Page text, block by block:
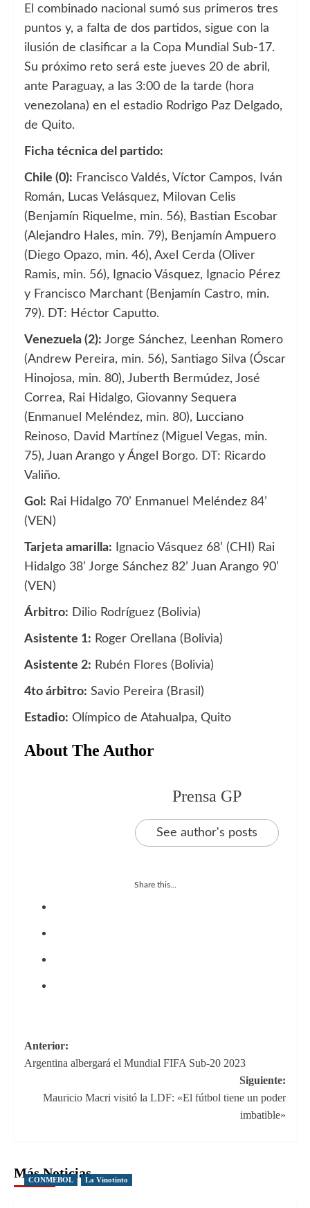
El combinado nacional sumó sus primeros tres
puntos y, a falta de dos partidos, sigue con la
ilusión de clasificar a la Copa Mundial Sub-17.
Su próximo reto será este jueves 20 de abril,
ante Paraguay, a las 3:00 de la tarde (hora
venezolana) en el estadio Rodrigo Paz Delgado,
de Quito.
Ficha técnica del partido:
Chile (0): Francisco Valdés, Víctor Campos, Iván
Román, Lucas Velásquez, Milovan Celis
(Benjamín Riquelme, min. 56), Bastian Escobar
(Alejandro Hales, min. 79), Benjamín Ampuero
(Diego Opazo, min. 46), Axel Cerda (Oliver
Ramis, min. 56), Ignacio Vásquez, Ignacio Pérez
y Francisco Marchant (Benjamín Castro, min.
79). DT: Héctor Caputto.
Venezuela (2): Jorge Sánchez, Leenhan Romero
(Andrew Pereira, min. 56), Santiago Silva (Óscar
Hinojosa, min. 80), Juberth Bermúdez, José
Correa, Rai Hidalgo, Giovanny Sequera
(Enmanuel Meléndez, min. 80), Lucciano
Reinoso, David Martínez (Miguel Vegas, min.
75), Juan Arango y Ángel Borgo. DT: Ricardo
Valiño.
Gol: Rai Hidalgo 70’ Enmanuel Meléndez 84’
(VEN)
Tarjeta amarilla: Ignacio Vásquez 68’ (CHI) Rai
Hidalgo 38’ Jorge Sánchez 82’ Juan Arango 90’
(VEN)
Árbitro: Dilio Rodríguez (Bolivia)
Asistente 1: Roger Orellana (Bolivia)
Asistente 2: Rubén Flores (Bolivia)
4to árbitro: Savio Pereira (Brasil)
Estadio: Olímpico de Atahualpa, Quito
About The Author
Prensa GP
See author's posts
Share this...
Navegación
de
entradas
Anterior:
Argentina albergará el Mundial FIFA Sub-20 2023
Siguiente:
Mauricio Macri visitó la LDF: «El fútbol tiene un poder
imbatible»
Más Noticias
CONMEBOL La Vinotinto